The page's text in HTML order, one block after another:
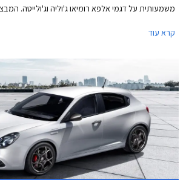
משמעותית על דגמי אלפא רומיאו ג'וליה וג'ולייטה.
קרא עוד